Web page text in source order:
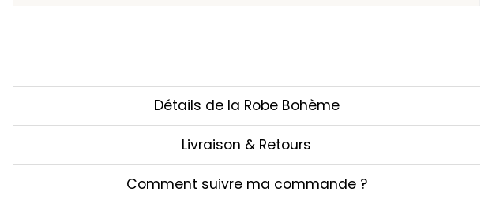
Détails de la Robe Bohème
Livraison & Retours
Comment suivre ma commande ?